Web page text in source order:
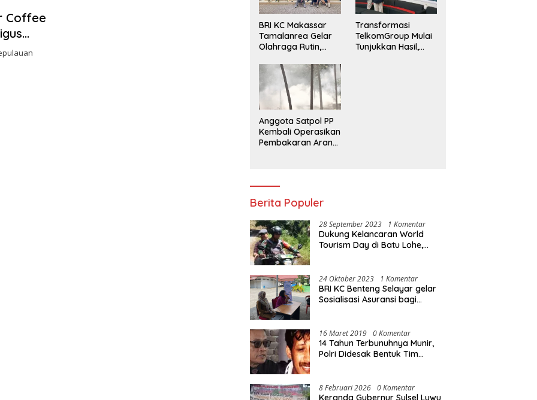
Coffee
BRI KC Makassar
Tamalanrea Gelar
Olahraga Rutin,
Kekompakan dan
Budaya Kerja Sehat
Transformasi
TelkomGroup Mulai
Tunjukkan Hasil,
Anggota Satpol PP
Kembali Operasikan
Pembakaran Arang,
Berita Populer
28 September 2023 1 Komentar
Dukung Kelancaran World
Tourism Day di Batu Lohe,
Motor Dinas
24 Oktober 2023 1 Komentar
BRI KC Benteng Selayar gelar
Sosialisasi Asuransi bagi
16 Maret 2019 0 Komentar
14 Tahun Terbunuhnya Munir,
Polri Didesak Bentuk Tim
8 Februari 2026 0 Komentar
Keranda Gubernur Sulsel Luwu